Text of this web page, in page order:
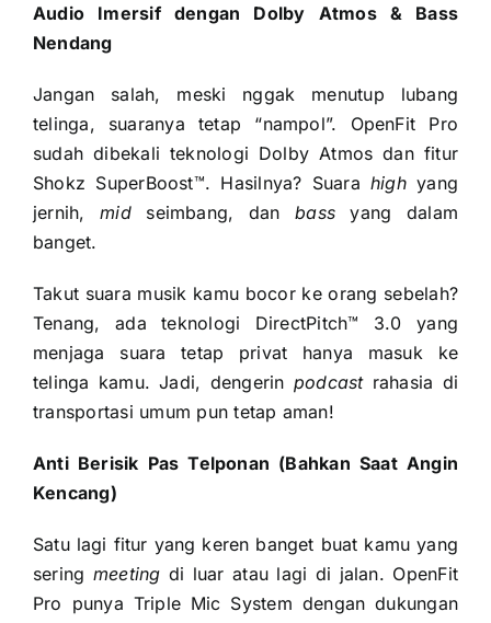
Audio Imersif dengan Dolby Atmos & Bass
Nendang
Jangan salah, meski nggak menutup lubang
telinga, suaranya tetap “nampol”. OpenFit Pro
sudah dibekali teknologi Dolby Atmos dan fitur
Shokz SuperBoost™. Hasilnya? Suara highyang
jernih,midseimbang, danbass yang dalam
banget.
Takut suara musik kamu bocor ke orang sebelah?
Tenang, ada teknologi DirectPitch™ 3.0 yang
menjaga suara tetap privat hanya masuk ke
telinga kamu. Jadi, dengerin podcastrahasia di
transportasi umum pun tetap aman!
Anti Berisik Pas Telponan (Bahkan Saat Angin
Kencang)
Satu lagi fitur yang keren banget buat kamu yang
sering meeting di luar atau lagi di jalan. OpenFit
Pro punya Triple Mic System dengan dukungan